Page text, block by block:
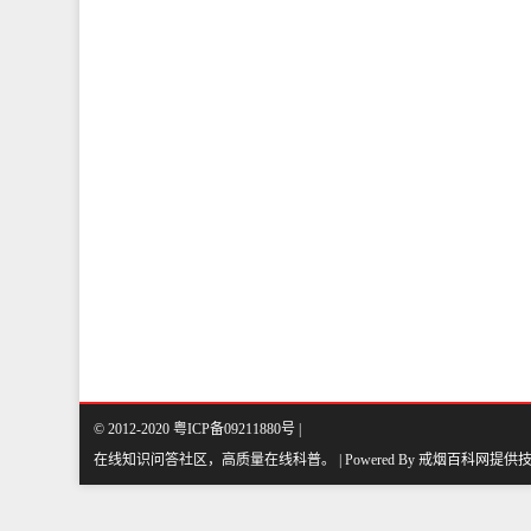
© 2012-2020 粤ICP备09211880号 |
在线知识问答社区，高质量在线科普。 | Powered By 戒烟百科网提供